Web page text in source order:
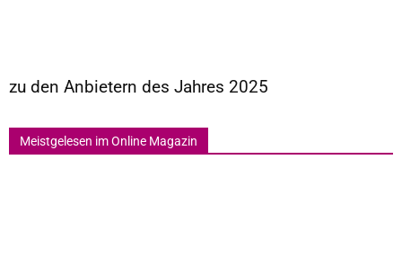
zu den Anbietern des Jahres 2025
Meistgelesen im Online Magazin